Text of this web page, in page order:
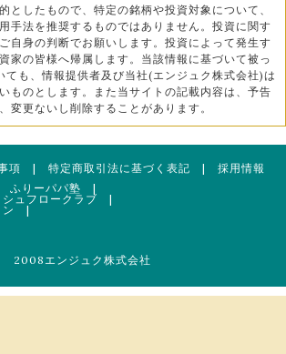
としたもので、特定の銘柄や投資対象について、
手法を推奨するものではありません。投資に関す
自身の判断でお願いします。投資によって発生す
家の皆様へ帰属します。当該情報に基づいて被っ
ても、情報提供者及び当社(エンジュク株式会社)は
ものとします。また当サイトの記載内容は、予告
変更ないし削除することがあります。
項 | 特定商取引法に基づく表記 | 採用情報
ふりーパパ塾 |
ュフロークラブ |
|
2008エンジュク株式会社